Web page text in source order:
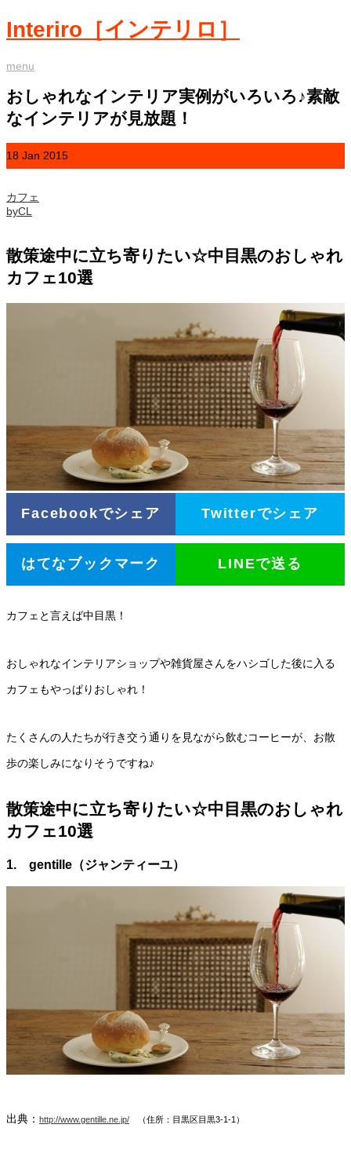
Interiro［インテリロ］
menu
おしゃれなインテリア実例がいろいろ♪素敵
なインテリアが見放題！
18 Jan 2015
カフェ
byCL
散策途中に立ち寄りたい☆中目黒のおしゃれ
カフェ10選
Facebookでシェア Twitterでシェア
はてなブックマーク LINEで送る
カフェと言えば中目黒！
おしゃれなインテリアショップや雑貨屋さんをハシゴした後に入る
カフェもやっぱりおしゃれ！
たくさんの人たちが行き交う通りを見ながら飲むコーヒーが、お散
歩の楽しみになりそうですね♪
散策途中に立ち寄りたい☆中目黒のおしゃれ
カフェ10選
1. gentille（ジャンティーユ）
出典： http://www.gentille.ne.jp/ （住所：目黒区目黒3-1-1）